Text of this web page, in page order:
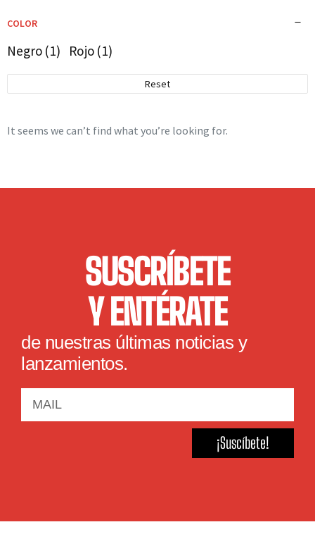
COLOR
Negro (1) Rojo (1)
Reset
It seems we can’t find what you’re looking for.
SUSCRÍBETE
Y ENTÉRATE
de nuestras últimas noticias y
lanzamientos.
¡Suscíbete!